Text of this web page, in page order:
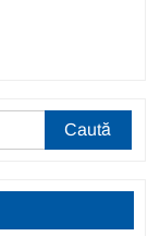
Caută
după: